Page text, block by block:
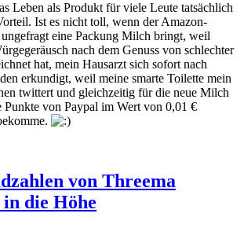
Leben als Produkt für viele Leute tatsächlich
Ist es nicht toll, wenn der Amazon-
eine Packung Milch bringt, weil
nach dem Genuss von schlechter
hat, mein Hausarzt sich sofort nach
erkundigt, weil meine smarte Toilette mein
twittert und gleichzeitig für die neue Milch
Punkte von Paypal im Wert von 0,01 €
von Threema
in die Höhe